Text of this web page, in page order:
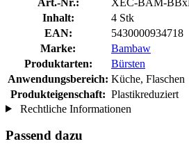
Inhalt:
4 Stk
EAN:
5430000934718
Marke:
Bambaw
Produktarten:
Bürsten
Anwendungsbereich: Küche, Flaschen
Produkteigenschaft: Plastikreduziert
Rechtliche Informationen
Passend dazu